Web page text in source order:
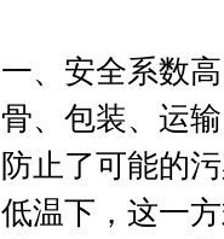
一、安全系数
骨、包装、运
防止了可能的
低温下，这一